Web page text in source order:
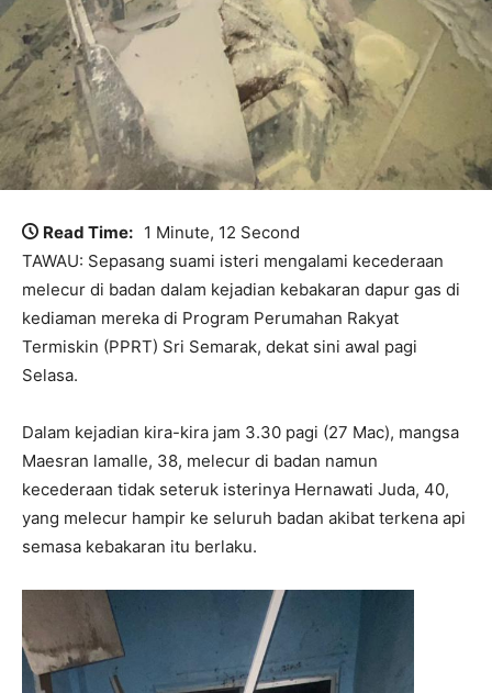
Read Time: 1 Minute, 12 Second
TAWAU: Sepasang suami isteri mengalami kecederaan
melecur di badan dalam kejadian kebakaran dapur gas di
kediaman mereka di Program Perumahan Rakyat
Termiskin (PPRT) Sri Semarak, dekat sini awal pagi
Selasa.
Dalam kejadian kira-kira jam 3.30 pagi (27 Mac), mangsa
Maesran lamalle, 38, melecur di badan namun
kecederaan tidak seteruk isterinya Hernawati Juda, 40,
yang melecur hampir ke seluruh badan akibat terkena api
semasa kebakaran itu berlaku.